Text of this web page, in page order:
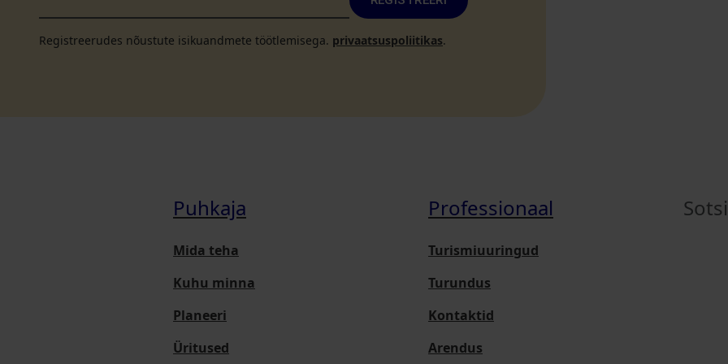
Registreerudes nõustute isikuandmete töötlemisega. privaatsuspoliitikas.
Puhkaja
Mida teha
Kuhu minna
Planeeri
Üritused
Professionaal
Turismiuuringud
Turundus
Kontaktid
Arendus